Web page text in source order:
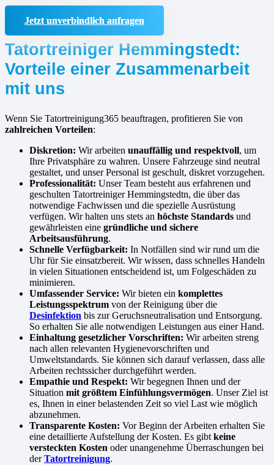
Jetzt unverbindlich anfragen
Tatortreiniger Hemmingstedt:
Vorteile einer Zusammenarbeit
mit uns
Wenn Sie Tatortreinigung365 beauftragen, profitieren Sie von
zahlreichen Vorteilen:
Diskretion: Wir arbeiten unauffällig und respektvoll, um
Ihre Privatsphäre zu wahren. Unsere Fahrzeuge sind neutral
gestaltet, und unser Personal ist geschult, diskret vorzugehen.
Professionalität: Unser Team besteht aus erfahrenen und
geschulten Tatortreiniger Hemmingstedtn, die über das
notwendige Fachwissen und die spezielle Ausrüstung
verfügen. Wir halten uns stets an höchste Standards und
gewährleisten eine gründliche und sichere
Arbeitsausführung.
Schnelle Verfügbarkeit: In Notfällen sind wir rund um die
Uhr für Sie einsatzbereit. Wir wissen, dass schnelles Handeln
in vielen Situationen entscheidend ist, um Folgeschäden zu
minimieren.
Umfassender Service: Wir bieten ein komplettes
Leistungsspektrum von der Reinigung über die
Desinfektion bis zur Geruchsneutralisation und Entsorgung.
So erhalten Sie alle notwendigen Leistungen aus einer Hand.
Einhaltung gesetzlicher Vorschriften: Wir arbeiten streng
nach allen relevanten Hygienevorschriften und
Umweltstandards. Sie können sich darauf verlassen, dass alle
Arbeiten rechtssicher durchgeführt werden.
Empathie und Respekt: Wir begegnen Ihnen und der
Situation mit größtem Einfühlungsvermögen. Unser Ziel ist
es, Ihnen in einer belastenden Zeit so viel Last wie möglich
abzunehmen.
Transparente Kosten: Vor Beginn der Arbeiten erhalten Sie
eine detaillierte Aufstellung der Kosten. Es gibt keine
versteckten Kosten oder unangenehme Überraschungen bei
derTatortreinigung.